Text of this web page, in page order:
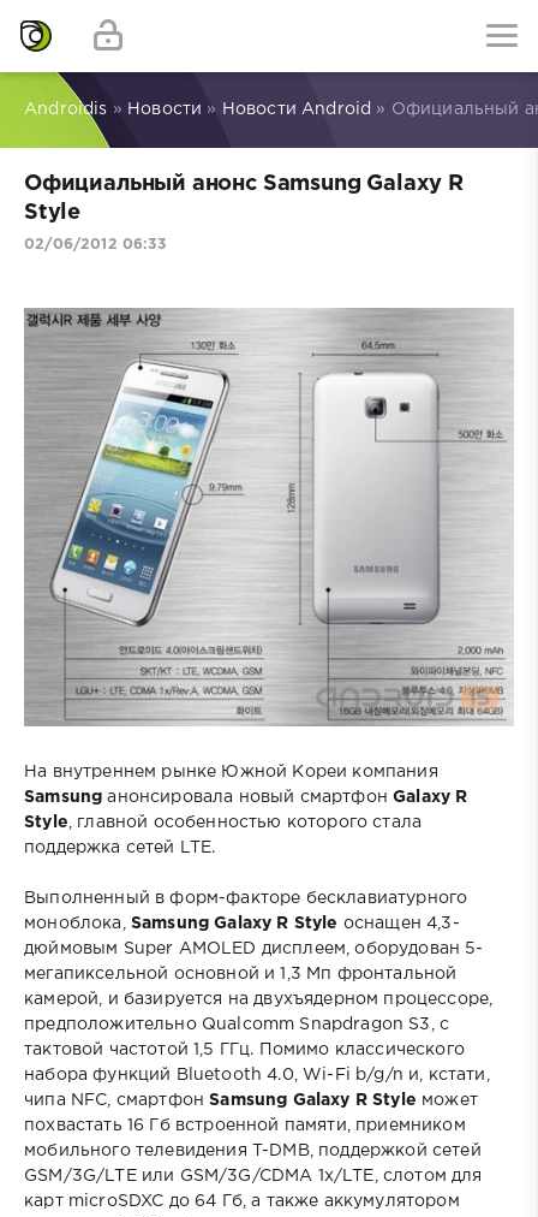
Androidis » Новости » Новости Android » Официальный
Официальный анонс Samsung Galaxy R
Style
02/06/2012 06:33
На внутреннем рынке Южной Кореи компания
Samsung анонсировала новый смартфонGalaxy R
Style , главной особенностью которого стала
поддержка сетей LTE.
Выполненный в форм-факторе бесклавиатурного
моноблока, Samsung Galaxy R Style оснащен 4,3-
дюймовым Super AMOLED дисплеем, оборудован 5-
мегапиксельной основной и 1,3 Мп фронтальной
камерой, и базируется на двухъядерном процессоре,
предположительно Qualcomm Snapdragon S3, с
тактовой частотой 1,5 ГГц. Помимо классического
набора функций Bluetooth 4.0, Wi-Fi b/g/n и, кстати,
чипа NFC, смартфонSamsung Galaxy R Style может
похвастать 16 Гб встроенной памяти, приемником
мобильного телевидения T-DMB, поддержкой сетей
GSM/3G/LTE или GSM/3G/CDMA 1x/LTE, слотом для
карт microSDXC до 64 Гб, а также аккумулятором